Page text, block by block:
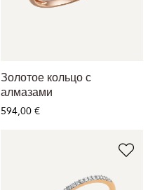
Золотое кольцо с
алмазами
594,00 €